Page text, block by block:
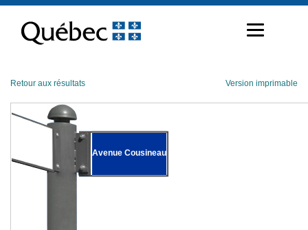
contenu
Retour aux résultats Version imprimable
Avenue Cousineau